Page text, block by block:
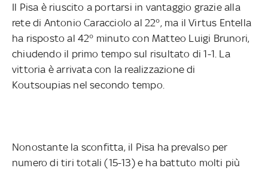
Il Pisa è riuscito a portarsi in vantaggio grazie alla
rete di Antonio Caracciolo al 22°, ma il Virtus Entella
ha risposto al 42° minuto con Matteo Luigi Brunori,
chiudendo il primo tempo sul risultato di 1-1. La
vittoria è arrivata con la realizzazione di
Koutsoupias nel secondo tempo.
Nonostante la sconfitta, il Pisa ha prevalso per
numero di tiri totali (15-13) e ha battuto molti più